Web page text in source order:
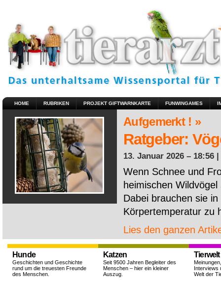
HOME RUBRIKEN PROJEKT GIFTWARNKARTE FUNWINGAMES
Aufgemerkt ! »
Ratgeber:
13. Januar 2026 – 18:56 |
Wenn Schnee und
heimischen
Dabei brauchen sie
Körpertemperatur zu
Lies den ganzen
Hunde
Geschichten und Geschichte
rund um die treuesten Freunde
des Menschen.
Katzen
Seit 9500 Jahren Begleiter des
Menschen – hier ein kleiner
Auszug.
Tierwelt
Interviews
Welt der